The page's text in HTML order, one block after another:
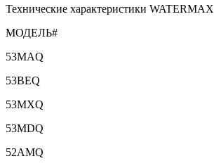
Технические характеристики WATERMAX
МОДЕЛЬ#
53MAQ
53BEQ
53MXQ
53MDQ
52AMQ